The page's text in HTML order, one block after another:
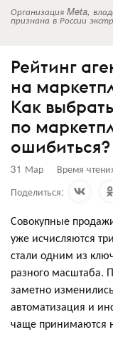
Организация Meta,
признана в России
Рейтинг
на
Как
по
ошибиться?
31 Мар Время
Поделиться:
Совокупные
уже исчисляются
стали одним из
разного масштаба.
заметно
автоматизация и
чаще принимаются